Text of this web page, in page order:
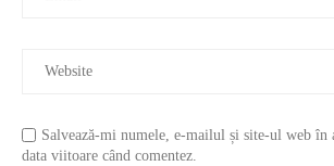
Salvează-mi numele, e-mailul și site-ul web în
data viitoare când comentez.